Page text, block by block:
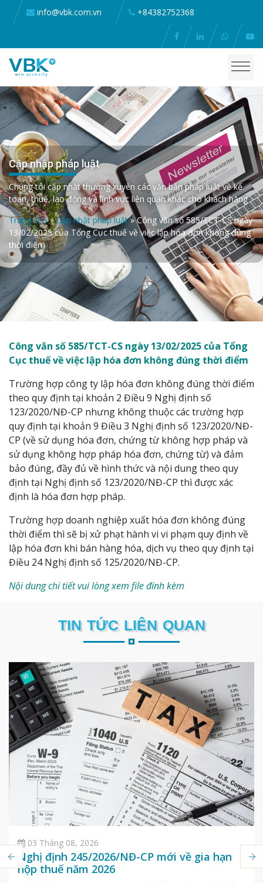
info@vbk.com.vn +84382752368
Cập nhập pháp luật
Chúng tôi cập nhật thường xuyên các văn bản pháp luật về kế
toán, thuế, lao động và lĩnh vực liên quan khác cho khách hàng
Trang chủ»Cập nhật pháp luật»Công văn số 585/TCT-CS ngày
13/02/2025 của Tổng Cục thuế về việc lập hóa đơn không đúng
thời điểm
Công văn số 585/TCT-CS ngày 13/02/2025 của Tổng
Cục thuế về việc lập hóa đơn không đúng thời điểm
Trường hợp công ty lập hóa đơn không đúng thời điểm
theo quy định tại khoản 2 Điều 9 Nghị định số
123/2020/NĐ-CP nhưng không thuộc các trường hợp
quy định tại khoản 9 Điều 3 Nghị định số 123/2020/NĐ-
CP (về sử dụng hóa đơn, chứng từ không hợp pháp và
sử dụng không hợp pháp hóa đơn, chứng từ) và đảm
bảo đúng, đầy đủ về hình thức và nội dung theo quy
định tại Nghị định số 123/2020/NĐ-CP thì được xác
định là hóa đơn hợp pháp.
Trường hợp doanh nghiệp xuất hóa đơn không đúng
thời điểm thì sẽ bị xử phạt hành vi vi phạm quy định về
lập hóa đơn khi bán hàng hóa, dịch vụ theo quy định tại
Điều 24 Nghị định số 125/2020/NĐ-CP.
Nội dung chi tiết vui lòng xem file đính kèm
TIN TỨC LIÊN QUAN
03 Tháng 08, 2026
Nghị định 245/2026/NĐ-CP mới về gia hạn
nộp thuế năm 2026